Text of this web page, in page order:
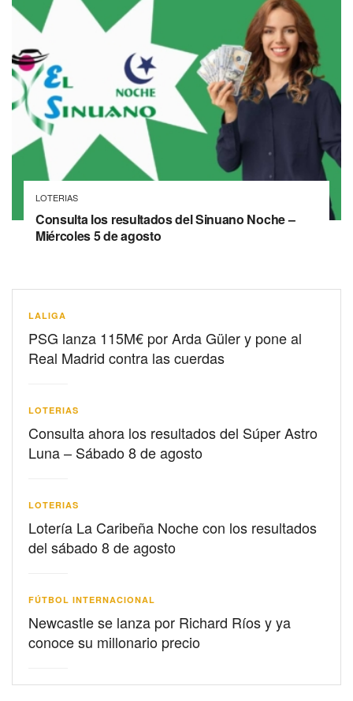
LOTERIAS
Consulta los resultados del Sinuano Noche –
Miércoles 5 de agosto
LALIGA
PSG lanza 115M€ por Arda Güler y pone al
Real Madrid contra las cuerdas
LOTERIAS
Consulta ahora los resultados del Súper Astro
Luna – Sábado 8 de agosto
LOTERIAS
Lotería La Caribeña Noche con los resultados
del sábado 8 de agosto
FÚTBOL INTERNACIONAL
Newcastle se lanza por Richard Ríos y ya
conoce su millonario precio